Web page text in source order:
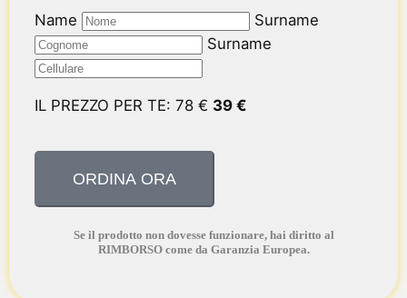
Name
Surname
Surname
IL PREZZO PER TE: 78 € 39 €
Se il prodotto non dovesse funzionare, hai diritto al
RIMBORSO come da Garanzia Europea.